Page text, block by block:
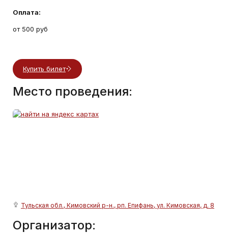
Оплата:
от 500 руб
Купить билет
Место проведения:
Тульская обл., Кимовский р-н., рп. Епифань, ул. Кимовская, д. 8
Организатор: